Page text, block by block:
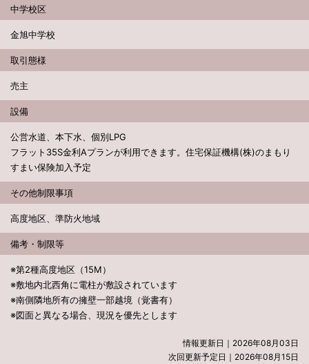
中学校区
金旭中学校
取引態様
売主
設備
公営水道、本下水、個別LPG
フラット35S金利Aプランが利用できます。住宅保証機構(株)のまもり
すまい保険加入予定
その他制限事項
高度地区、準防火地域
備考・制限等
※第2種高度地区（15M）
※敷地内北西角に電柱が敷設されています
※南側隣地所有の擁壁一部越境（覚書有）
※図面と異なる場合、現況を優先とします
情報更新日
2026年08月03日
次回更新予定日
2026年08月15日